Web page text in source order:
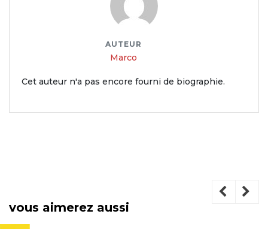
AUTEUR
Marco
Cet auteur n'a pas encore fourni de biographie.
vous aimerez aussi